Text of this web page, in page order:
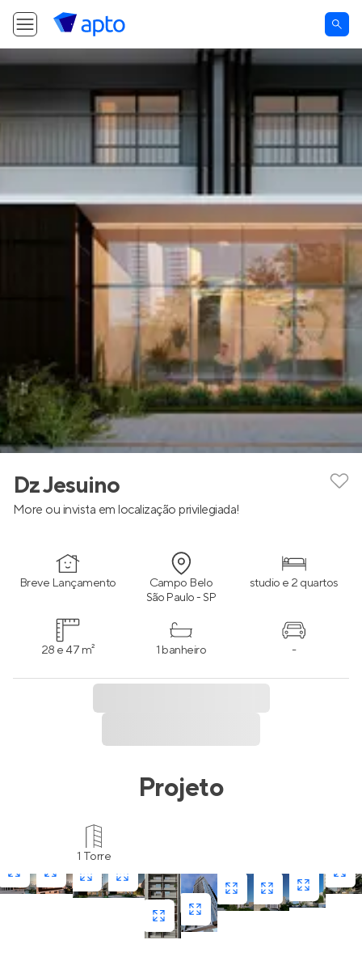
Dz Jesuino
More ou invista em localização privilegiada!
Breve Lançamento Campo Belo
São Paulo - SP
studio e 2 quartos
28 e 47 m² 1 banheiro -
Projeto
1 Torre